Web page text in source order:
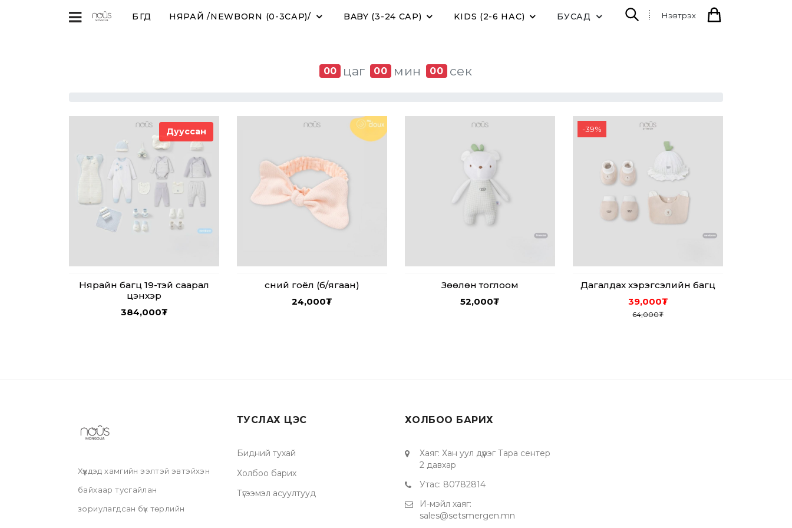
БҮГД НЯРАЙ /NEWBORN (0-3САР)/ BABY (3-24 САР) KIDS (2-6 НАС) БУСАД Нэвтрэх
00 цаг 00 мин 00 сек
Дууссан
Нярайн багц 19-тэй саарал
цэнхэр
384,000₮
Үсний гоёл (б/ягаан)
24,000₮
Зөөлөн тоглоом
52,000₮
-39%
Дагалдах хэрэгсэлийн багц
39,000₮
64,000₮
Хүүхдэд хамгийн ээлтэй эвтэйхэн
байхаар тусгайлан
зориулагдсан бүх төрлийн
ТУСЛАХ ЦЭС
Бидний тухай
Холбоо барих
Түгээмэл асуултууд
ХОЛБОО БАРИХ
Хаяг: Хан уул дүүрэг Тара сентер
2 давхар
Утас: 80782814
И-мэйл хаяг:
sales@setsmergen.mn